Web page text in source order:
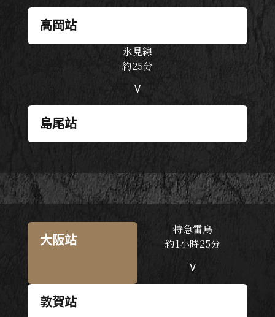
高岡站
氷見線
約25分
V
島尾站
大阪站
特急雷鳥
約1小時25分
V
敦賀站